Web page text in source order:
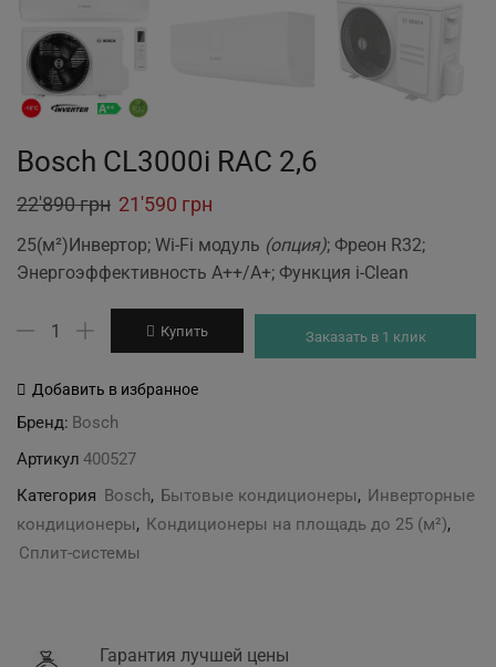
Bosch CL3000i RAC 2,6
22'890грн Original
price
was:
21'590 грн
is:
25(м²)Инвертор; Wi-Fi модуль (опция); Фреон R32;
Энергоэффективность A++/A+; Функция i-Clean
Количество
Bosch
RAC
2,6
Купить Заказать в 1 клик
Добавить в избранное
Бренд: Bosch
Артикул 400527
Категория Bosch, Бытовые кондиционеры, Инверторные
кондиционеры, Кондиционеры на площадь до 25 (м²),
Сплит-системы
Гарантия лучшей цены